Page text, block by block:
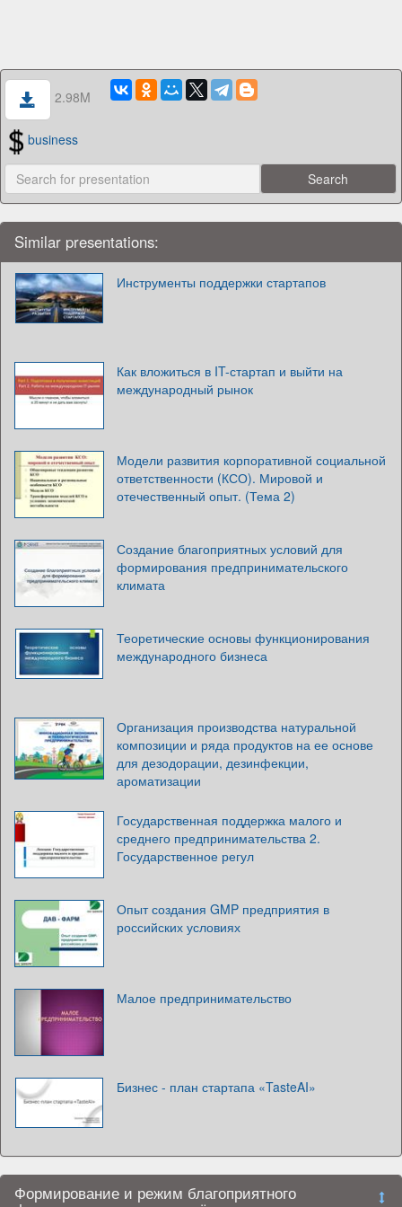
2.98M
business
Similar presentations:
Инструменты поддержки стартапов
Как вложиться в IT-стартап и выйти на
международный рынок
Модели развития корпоративной социальной
ответственности (КСО). Мировой и
отечественный опыт. (Тема 2)
Создание благоприятных условий для
формирования предпринимательского
климата
Теоретические основы функционирования
международного бизнеса
Организация производства натуральной
композиции и ряда продуктов на ее основе
для дезодорации, дезинфекции,
ароматизации
Государственная поддержка малого и
среднего предпринимательства 2.
Государственное регул
Опыт создания GMP предприятия в
российских условиях
Малое предпринимательство
Бизнес - план стартапа «TasteAI»
Формирование и режим благоприятного